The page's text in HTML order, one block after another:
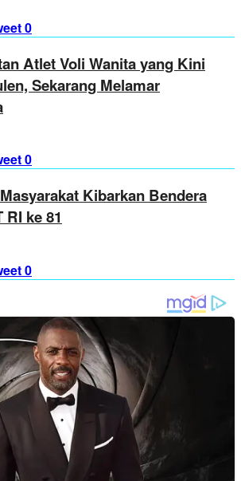
0
Atlet Voli Wanita yang Kini
Sekarang Melamar
0
Kibarkan Bendera
ke 81
0